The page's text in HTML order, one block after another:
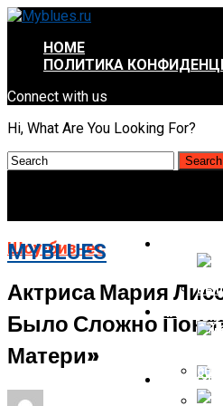
HOME
ПОЛИТИКА
Connect with us
Hi, What Are You Looking For?
MYBLUES
НОВОСТИ
Шоу-бизнес
Актриса Мария
Было Сложно
Матери»